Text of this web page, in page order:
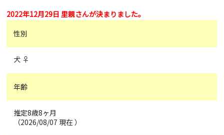
2022年12月29日 里親さんが決まりました。
性別
犬 ♀
年齢
推定8歳8ヶ月
（2026/08/07 現在 ）